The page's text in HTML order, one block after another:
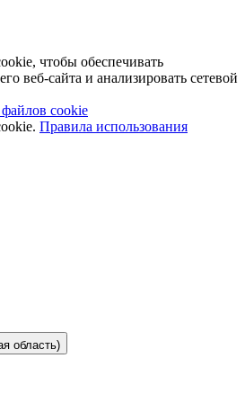
чтобы обеспечивать
веб-сайта и анализировать сетевой
cookie
Правила использования
область)